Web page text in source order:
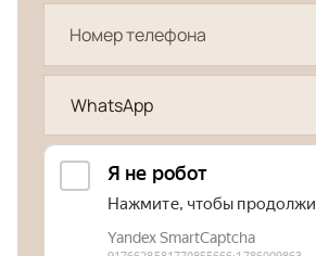
WhatsApp